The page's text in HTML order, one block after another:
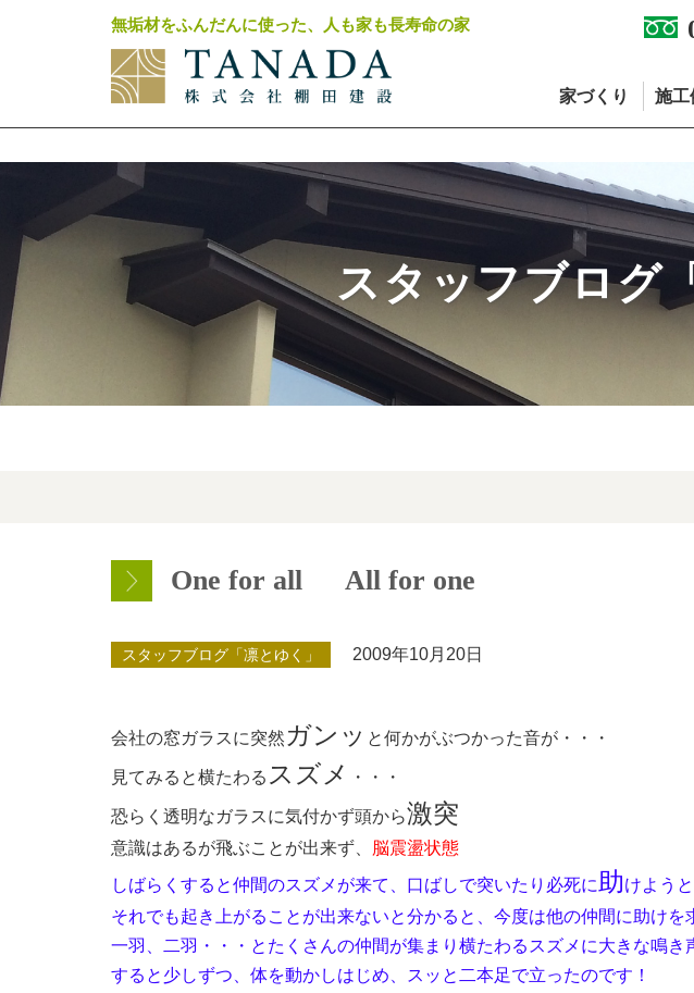
無垢材をふんだんに使った、人も家も長寿命の家
家づくり 施工
スタッフブログ
One for all All for one
スタッフブログ「凛とゆく」 2009年10月20日
会社の窓ガラスに突然 ガンッ と何かがぶつかった音が・・・
見てみると横たわる スズメ ・・・
恐らく透明なガラスに気付かず頭から激突
意識はあるが飛ぶことが出来ず、
脳震盪状態
しばらくすると仲間のスズメが来て、口ばしで突いたり必死に 助けよう
それでも起き上がることが出来ないと分かると、今度は他の仲間に助けを
一羽、二羽・・・とたくさんの仲間が集まり横たわるスズメに大きな鳴き
すると少しずつ、体を動かしはじめ、スッと二本足で立ったのです！